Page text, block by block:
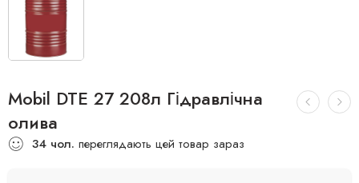
Mobil DTE 27 208л Гідравлічна
олива
34 чол. переглядають цей товар зараз